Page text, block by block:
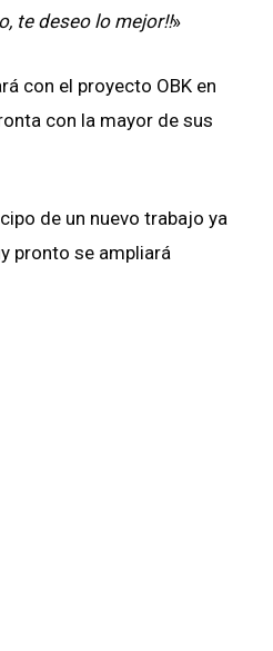
te deseo lo mejor!!»
con el proyecto OBK en
con la mayor de sus
de un nuevo trabajo ya
pronto se ampliará